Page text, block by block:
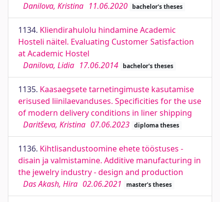
Danilova, Kristina 11.06.2020 bachelor's theses
1134. Kliendirahulolu hindamine Academic
Hosteli näitel. Evaluating Customer Satisfaction
at Academic Hostel
Danilova, Lidia 17.06.2014 bachelor's theses
1135. Kaasaegsete tarnetingimuste kasutamise
erisused liinilaevanduses. Specificities for the use
of modern delivery conditions in liner shipping
Daritševa, Kristina 07.06.2023 diploma theses
1136. Kihtlisandustoomine ehete tööstuses -
disain ja valmistamine. Additive manufacturing in
the jewelry industry - design and production
Das Akash, Hira 02.06.2021 master's theses